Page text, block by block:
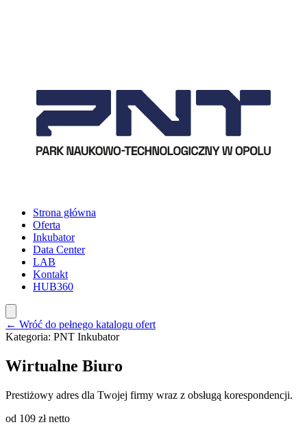
Strona główna
Oferta
Inkubator
Data Center
LAB
Kontakt
HUB360
← Wróć do pełnego katalogu ofert
Kategoria: PNT Inkubator
Wirtualne Biuro
Prestiżowy adres dla Twojej firmy wraz z obsługą korespondencji.
od 109 zł netto